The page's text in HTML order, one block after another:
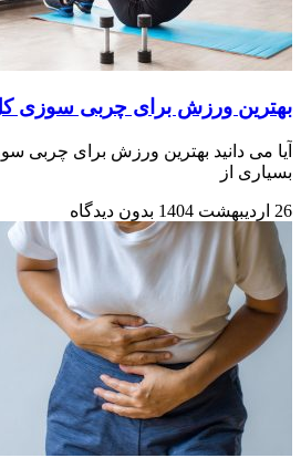
بهترین ورزش برای چربی سوزی
آیا می دانید بهترین ورزش برای
بسیاری از
26 اردیبهشت 1404 بدون دیدگاه